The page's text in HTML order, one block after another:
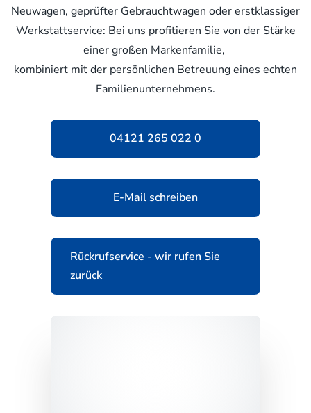
Neuwagen, geprüfter Gebrauchtwagen oder erstklassiger
Werkstattservice: Bei uns profitieren Sie von der Stärke
einer großen Markenfamilie,
kombiniert mit der persönlichen Betreuung eines echten
Familienunternehmens.
04121 265 022 0
E-Mail schreiben
Rückrufservice - wir rufen Sie
zurück